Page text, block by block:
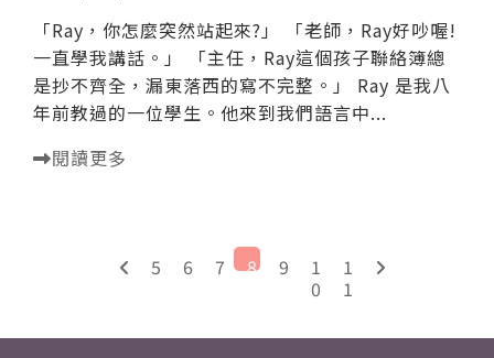
「Ray，你怎麼突然站起來?」 「老師，Ray好吵喔!
一直學我講話。」 「主任，Ray這個孩子聯絡簿總
是抄不齊全，漏東落西的寫不完整。」 Ray 是我八
年前教過的一位學生。他來到我們語言中...
閱讀更多
5 6 7 8 9
1
0
1
1